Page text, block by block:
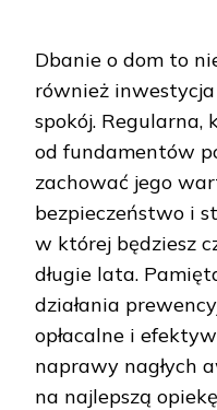
Dbanie o dom to
również inwestycja
spokój. Regularna,
od fundamentów
zachować jego
bezpieczeństwo i
w której będziesz
długie lata.
działania
opłacalne i
naprawy nagłych
na najlepszą